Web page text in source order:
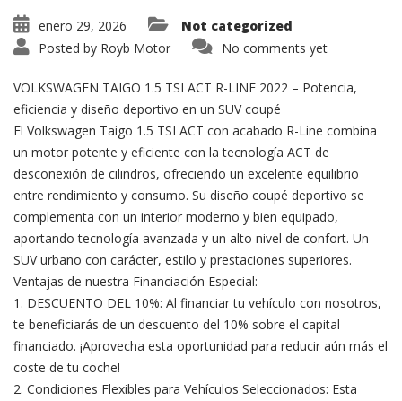
enero 29, 2026
Not categorized
Posted by Royb Motor No comments yet
VOLKSWAGEN TAIGO 1.5 TSI ACT R-LINE 2022 – Potencia,
eficiencia y diseño deportivo en un SUV coupé
El Volkswagen Taigo 1.5 TSI ACT con acabado R-Line combina
un motor potente y eficiente con la tecnología ACT de
desconexión de cilindros, ofreciendo un excelente equilibrio
entre rendimiento y consumo. Su diseño coupé deportivo se
complementa con un interior moderno y bien equipado,
aportando tecnología avanzada y un alto nivel de confort. Un
SUV urbano con carácter, estilo y prestaciones superiores.
Ventajas de nuestra Financiación Especial:
1. DESCUENTO DEL 10%: Al financiar tu vehículo con nosotros,
te beneficiarás de un descuento del 10% sobre el capital
financiado. ¡Aprovecha esta oportunidad para reducir aún más el
coste de tu coche!
2. Condiciones Flexibles para Vehículos Seleccionados: Esta